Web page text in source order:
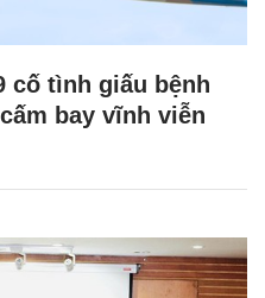
cố tình giấu bệnh
bay vĩnh viễn